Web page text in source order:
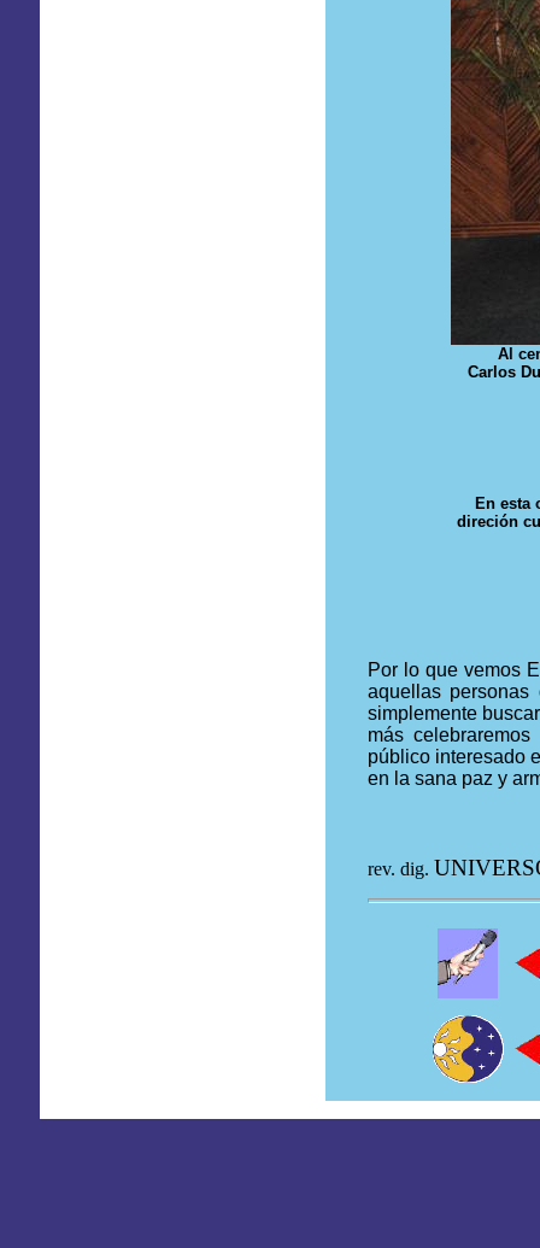
Al
Carlos
En esta
direción
Por lo que vemos
aquellas
simplemente
más
público interesado
en la sana paz y
rev. dig.